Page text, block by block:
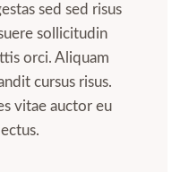
sed sed risus
sollicitudin
orci. Aliquam
cursus risus.
vitae auctor eu